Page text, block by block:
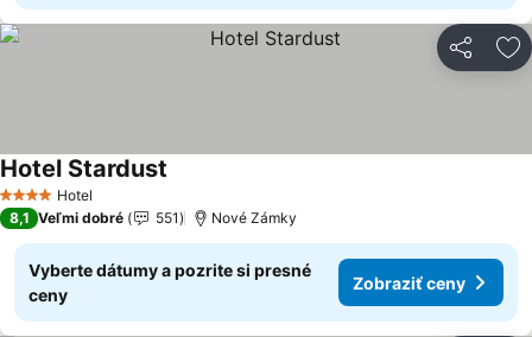
Zdieľať
4 Počet hviezdičiek
Hotel
Hotel Stardust
8,1 Veľmi dobré 551 Nové Zámky
Vyberte dátumy a pozrite si presné
ceny
Zobraziť ceny